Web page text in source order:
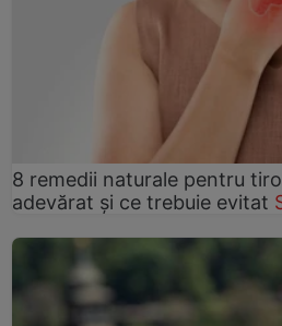
8 remedii naturale pentru
adevărat și ce trebuie evitat